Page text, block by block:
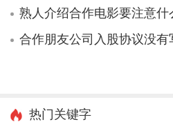
熟人介绍合作电影要注意什
合作朋友公司入股协议没有写明合作时间和分红时间，现在看不到钱想退出
热门关键字